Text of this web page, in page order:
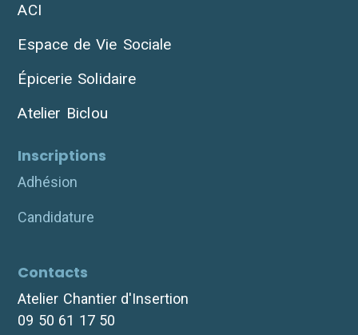
ACI
Espace de Vie Sociale
Épicerie Solidaire
Atelier Biclou
Inscriptions
Adhésion
Candidature
Contacts
Atelier Chantier d'Insertion
09 50 61 17 50